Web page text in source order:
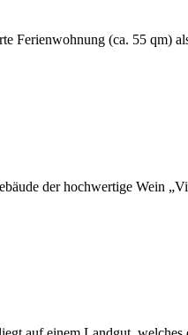
Ferienwohnung (ca. 55 qm)
der hochwertige Wein